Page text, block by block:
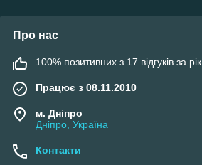
Про нас
100% позитивних з 17 відгуків за рік
Працює з 08.11.2010
м. Дніпро
Дніпро, Україна
Контакти